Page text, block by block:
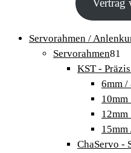
Vertrag
Servorahmen /
Servorahmen81
KST -
6mm /
10mm
12mm
15mm
ChaServo -